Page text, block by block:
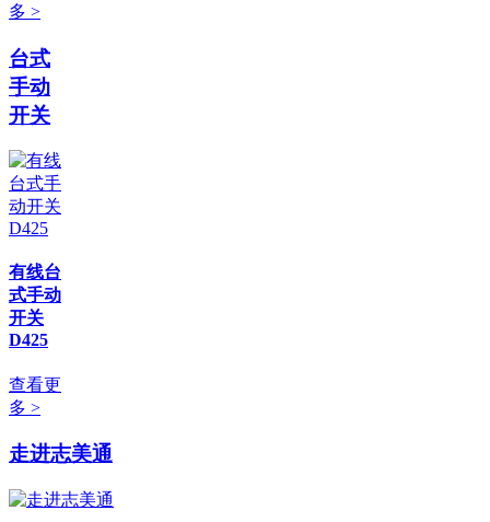
多 >
台式
手动
开关
有线台
式手动
开关
D425
查看更
多 >
走进志美通